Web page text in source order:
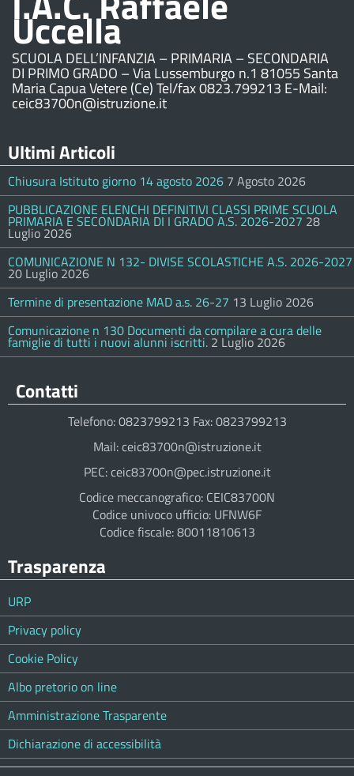
Uccella
SCUOLA DELL’INFANZIA – PRIMARIA – SECONDARIA
DI PRIMO GRADO – Via Lussemburgo n.1 81055 Santa
Maria Capua Vetere (Ce) Tel/fax 0823.799213 E-Mail:
ceic83700n@istruzione.it
Ultimi Articoli
Chiusura Istituto giorno 14 agosto 2026 7 Agosto 2026
PUBBLICAZIONE ELENCHI DEFINITIVI CLASSI PRIME SCUOLA
PRIMARIA E SECONDARIA DI I GRADO A.S. 2026-2027 28
Luglio 2026
COMUNICAZIONE N 132- DIVISE SCOLASTICHE A.S. 2026-2027
20 Luglio 2026
Termine di presentazione MAD a.s. 26-27 13 Luglio 2026
Comunicazione n 130 Documenti da compilare a cura delle
famiglie di tutti i nuovi alunni iscritti. 2 Luglio 2026
Contatti
Telefono: 0823799213 Fax: 0823799213
Mail: ceic83700n@istruzione.it
PEC: ceic83700n@pec.istruzione.it
Codice meccanografico: CEIC83700N
Codice univoco ufficio: UFNW6F
Codice fiscale: 80011810613
Trasparenza
URP
Privacy policy
Cookie Policy
Albo pretorio on line
Amministrazione Trasparente
Dichiarazione di accessibilità